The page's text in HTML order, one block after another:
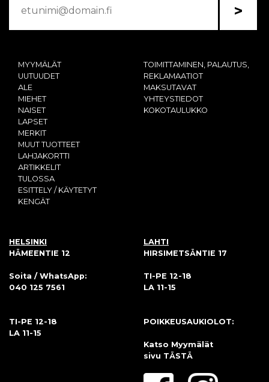
>
MYYMÄLÄT
UUTUUDET
ALE
MIEHET
NAISET
LAPSET
MERKIT
MUUT TUOTTEET
LAHJAKORTTI
ARTIKKELIT
TULOSSA
ESITTELY / KÄYTETYT
KENGÄT
TOIMITTAMINEN, PALAUTUS,
REKLAMAATIOT
MAKSUTAVAT
YHTEYSTIEDOT
KOKOTAULUKKO
HELSINKI
HÄMEENTIE 12
Soita / WhatsApp:
040 125 7561
TI-PE 12-18
LA 11-15
LAHTI
HIRSIMETSÄNTIE 17
TI-PE 12-18
LA 11-15
POIKKEUSAUKIOLOT:
Katso Myymälät
sivu TÄSTÄ